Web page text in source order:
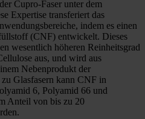
Cupro-Faser unter dem
Expertise transferiert das
indem es einen
(CNF) entwickelt. Dieses
wesentlich höheren Reinheitsgrad
aus, und wird aus
Nebenprodukt der
Glasfasern kann CNF in
6, Polyamid 66 und
Anteil von bis zu 20